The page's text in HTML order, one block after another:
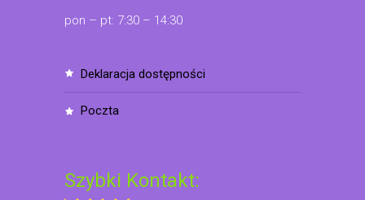
pon – pt: 7:30 – 14:30
deklaracja dostępności
poczta
Szybki Kontakt: